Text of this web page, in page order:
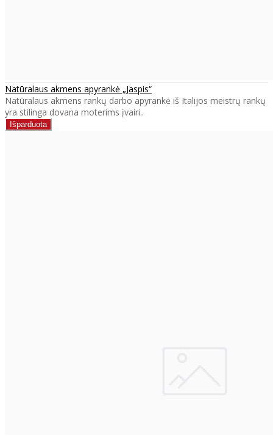
Natūralaus akmens apyrankė „Jaspis“
Natūralaus akmens rankų darbo apyrankė iš Italijos meistrų rankų
yra stilinga dovana moterims įvairi..